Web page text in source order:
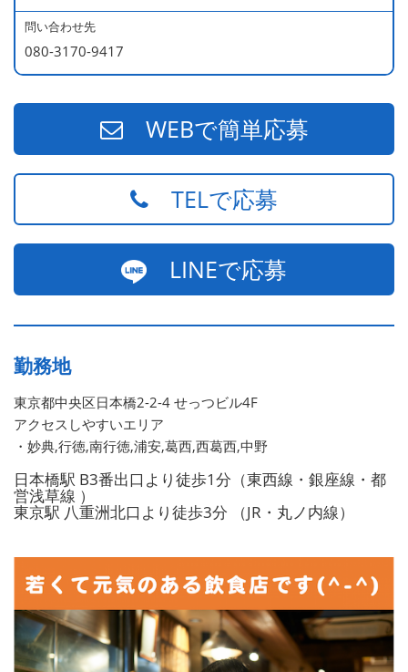
問い合わせ先
080-3170-9417
WEBで簡単応募
TELで応募
LINEで応募
勤務地
東京都中央区日本橋2-2-4 せっつビル4F
アクセスしやすいエリア
・妙典,行徳,南行徳,浦安,葛西,西葛西,中野
日本橋駅 B3番出口より徒歩1分（東西線・銀座線・都
営浅草線 ）
東京駅 八重洲北口より徒歩3分 （JR・丸ノ内線）